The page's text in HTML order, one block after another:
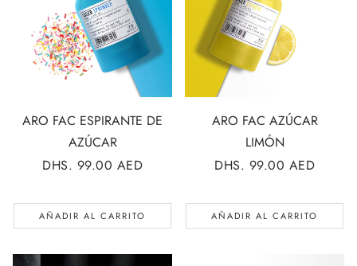
ARO FAC ESPIRANTE DE
AZÚCAR
PRECIO
DHS. 99.00 AED
AÑADIR AL CARRITO
ARO FAC AZÚCAR
LIMÓN
PRECIO
DHS. 99.00 AED
AÑADIR AL CARRITO